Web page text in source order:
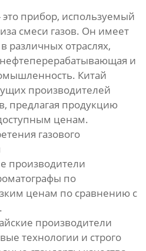
прибор, используемый
смеси газов. Он имеет
отраслях,
и
Китай
производителей
предлагая продукцию
ценам.
газового
производители
по
ценам по сравнению с
производители
технологии и строго